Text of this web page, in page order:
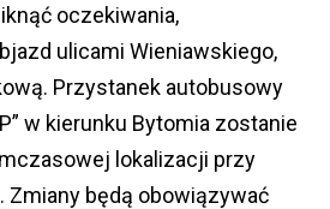
oczekiwania,
ulicami Wieniawskiego,
Przystanek autobusowy
w kierunku Bytomia zostanie
lokalizacji przy
Zmiany będą obowiązywać